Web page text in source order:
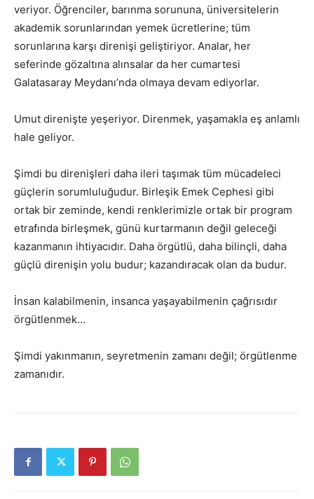
veriyor. Öğrenciler, barınma sorununa, üniversitelerin
akademik sorunlarından yemek ücretlerine; tüm
sorunlarına karşı direnişi geliştiriyor. Analar, her
seferinde gözaltına alınsalar da her cumartesi
Galatasaray Meydanı’nda olmaya devam ediyorlar.
Umut direnişte yeşeriyor. Direnmek, yaşamakla eş anlamlı
hale geliyor.
Şimdi bu direnişleri daha ileri taşımak tüm mücadeleci
güçlerin sorumluluğudur. Birleşik Emek Cephesi gibi
ortak bir zeminde, kendi renklerimizle ortak bir program
etrafında birleşmek, günü kurtarmanın değil geleceği
kazanmanın ihtiyacıdır. Daha örgütlü, daha bilinçli, daha
güçlü direnişin yolu budur; kazandıracak olan da budur.
İnsan kalabilmenin, insanca yaşayabilmenin çağrısıdır
örgütlenmek…
Şimdi yakınmanın, seyretmenin zamanı değil; örgütlenme
zamanıdır.